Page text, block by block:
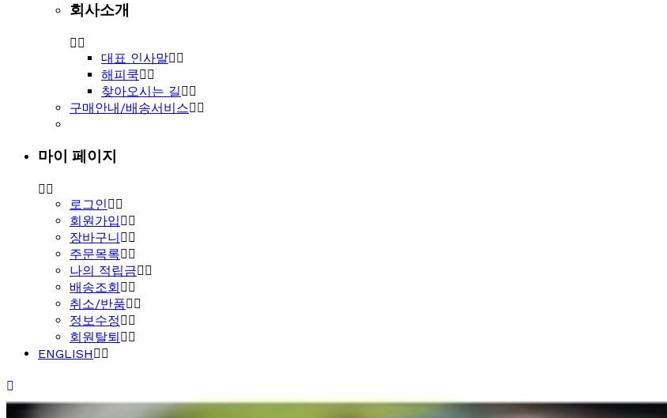
회사소개
대표 인사말
해피쿡
찾아오시는 길
구매안내/배송서비스
마이 페이지
로그인
회원가입
장바구니
주문목록
나의 적립금
배송조회
취소/반품
정보수정
회원탈퇴
ENGLISH